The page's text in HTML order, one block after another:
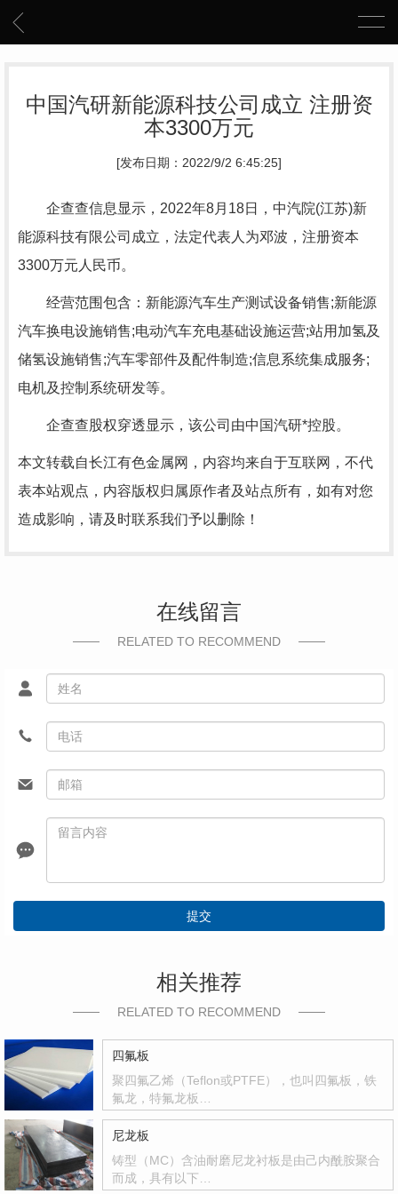
中国汽研新能源科技公司成立 注册资
本3300万元
[发布日期：2022/9/2 6:45:25]
企查查信息显示，2022年8月18日，中汽院(江苏)新
能源科技有限公司成立，法定代表人为邓波，注册资本
3300万元人民币。
经营范围包含：新能源汽车生产测试设备销售;新能源
汽车换电设施销售;电动汽车充电基础设施运营;站用加氢及
储氢设施销售;汽车零部件及配件制造;信息系统集成服务;
电机及控制系统研发等。
企查查股权穿透显示，该公司由中国汽研*控股。
本文转载自长江有色金属网，内容均来自于互联网，不代
表本站观点，内容版权归属原作者及站点所有，如有对您
造成影响，请及时联系我们予以删除！
在线留言
RELATED TO RECOMMEND
提交
相关推荐
RELATED TO RECOMMEND
四氟板
聚四氟乙烯（Teflon或PTFE），也叫四氟板，铁
氟龙，特氟龙板…
尼龙板
铸型（MC）含油耐磨尼龙衬板是由己内酰胺聚合
而成，具有以下…